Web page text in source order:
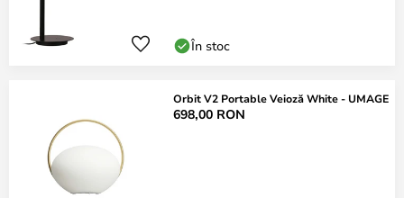
În stoc
Orbit V2 Portable Veioză White - UMAGE
698,00 RON